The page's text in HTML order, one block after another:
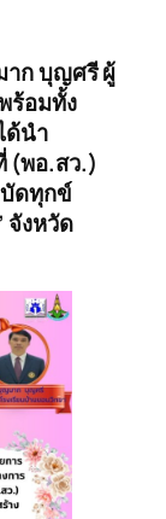
าก บุญศรี ผู้
ร้อมทั้ง
ด้นำ
(พอ.สว.)
บัดทุกข์
จังหวัด